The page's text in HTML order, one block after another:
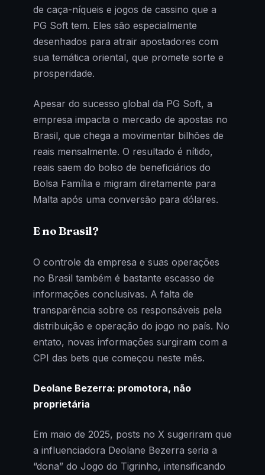
de caça-níqueis e jogos de cassino que a
PG Soft tem. Eles são especialmente
desenhados para atrair apostadores com
sua temática oriental, que promete sorte e
prosperidade.
Apesar do sucesso global da PG Soft, a
empresa impacta o mercado de apostas no
Brasil, que chega a movimentar bilhões de
reais mensalmente. O resultado é nítido,
reais saem do bolso de beneficiários do
Bolsa Família e migram diretamente para
Malta após uma conversão para dólares.
E no Brasil?
O controle da empresa e suas operações
no Brasil também é bastante escasso de
informações conclusivas. A falta de
transparência sobre os responsáveis pela
distribuição e operação do jogo no país. No
entato, novas informações surgiram com a
CPI das bets que começou neste mês.
Deolane Bezerra: promotora, não
proprietária
Em maio de 2025, posts no X sugeriram que
a influenciadora Deolane Bezerra seria a
“dona” do Jogo do Tigrinho, intensificando